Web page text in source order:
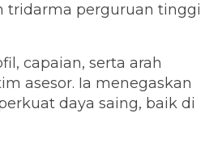
tridarma perguruan tinggi
capaian, serta arah
asesor. Ia menegaskan
daya saing, baik di